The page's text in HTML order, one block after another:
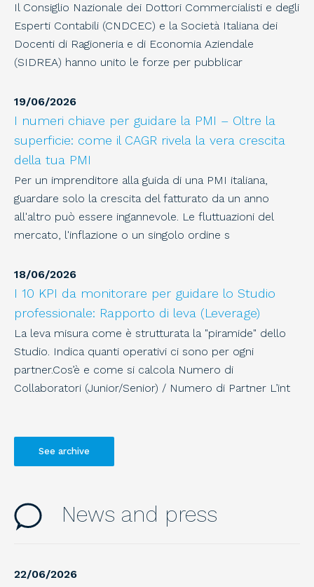
Il Consiglio Nazionale dei Dottori Commercialisti e degli
Esperti Contabili (CNDCEC) e la Società Italiana dei
Docenti di Ragioneria e di Economia Aziendale
(SIDREA) hanno unito le forze per pubblicar
19/06/2026
I numeri chiave per guidare la PMI – Oltre la
superficie: come il CAGR rivela la vera crescita
della tua PMI
Per un imprenditore alla guida di una PMI italiana,
guardare solo la crescita del fatturato da un anno
all'altro può essere ingannevole. Le fluttuazioni del
mercato, l'inflazione o un singolo ordine s
18/06/2026
I 10 KPI da monitorare per guidare lo Studio
professionale: Rapporto di leva (Leverage)
La leva misura come è strutturata la "piramide" dello
Studio. Indica quanti operativi ci sono per ogni
partner.Cos’è e come si calcola Numero di
Collaboratori (Junior/Senior) / Numero di Partner L’int
See archive
e primo acconto 2026
Entro questo termine i contribuenti tenuti ad
redditi annuali delle persone fisiche, delle società di
News and press
22/06/2026